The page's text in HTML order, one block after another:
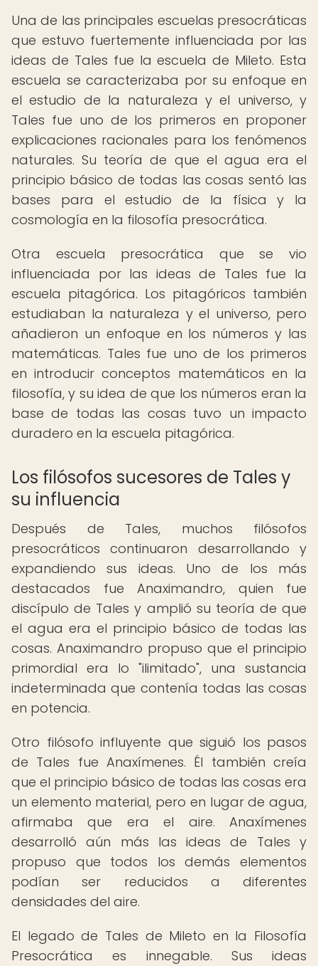
Una de las principales escuelas presocráticas
que estuvo fuertemente influenciada por las
ideas de Tales fue la escuela de Mileto. Esta
escuela se caracterizaba por su enfoque en
el estudio de la naturaleza y el universo, y
Tales fue uno de los primeros en proponer
explicaciones racionales para los fenómenos
naturales. Su teoría de que el agua era el
principio básico de todas las cosas sentó las
bases para el estudio de la física y la
cosmología en la filosofía presocrática.
Otra escuela presocrática que se vio
influenciada por las ideas de Tales fue la
escuela pitagórica. Los pitagóricos también
estudiaban la naturaleza y el universo, pero
añadieron un enfoque en los números y las
matemáticas. Tales fue uno de los primeros
en introducir conceptos matemáticos en la
filosofía, y su idea de que los números eran la
base de todas las cosas tuvo un impacto
duradero en la escuela pitagórica.
Los filósofos sucesores de Tales y
su influencia
Después de Tales, muchos filósofos
presocráticos continuaron desarrollando y
expandiendo sus ideas. Uno de los más
destacados fue Anaximandro, quien fue
discípulo de Tales y amplió su teoría de que
el agua era el principio básico de todas las
cosas. Anaximandro propuso que el principio
primordial era lo "ilimitado", una sustancia
indeterminada que contenía todas las cosas
en potencia.
Otro filósofo influyente que siguió los pasos
de Tales fue Anaxímenes. Él también creía
que el principio básico de todas las cosas era
un elemento material, pero en lugar de agua,
afirmaba que era el aire. Anaxímenes
desarrolló aún más las ideas de Tales y
propuso que todos los demás elementos
podían ser reducidos a diferentes
densidades del aire.
El legado de Tales de Mileto en la Filosofía
Presocrática es innegable. Sus ideas